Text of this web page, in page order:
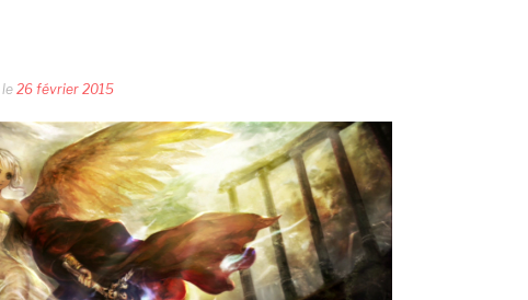
le 26 février 2015